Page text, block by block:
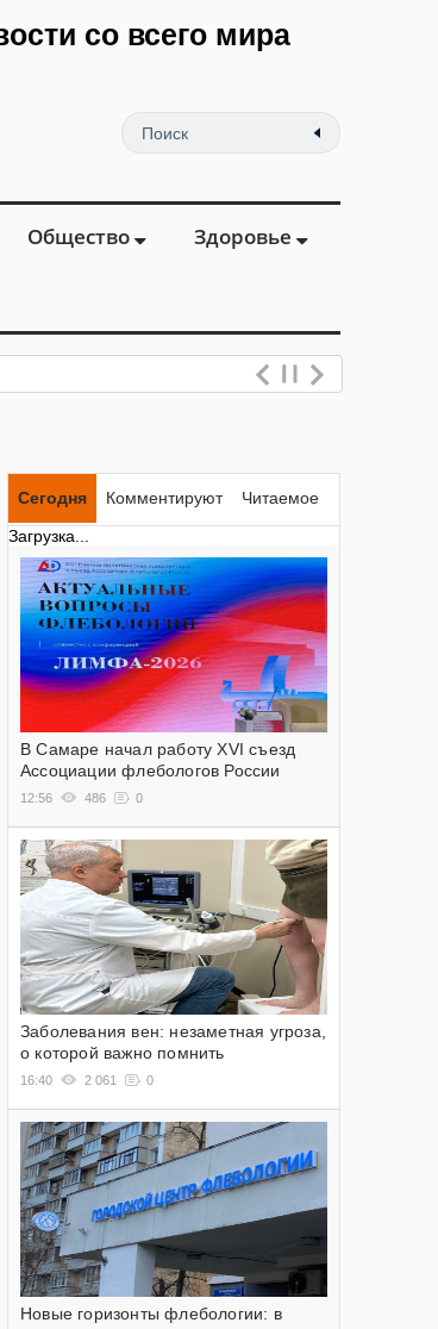
со всего мира
Общество Здоровье
Сегодня Комментируют
Читаемое
Загрузка...
В Самаре начал работу XVI съезд
Ассоциации флебологов России
12:56 486 0
Заболевания вен: незаметная угроза,
о которой важно помнить
16:40 2 061 0
Новые горизонты флебологии: в